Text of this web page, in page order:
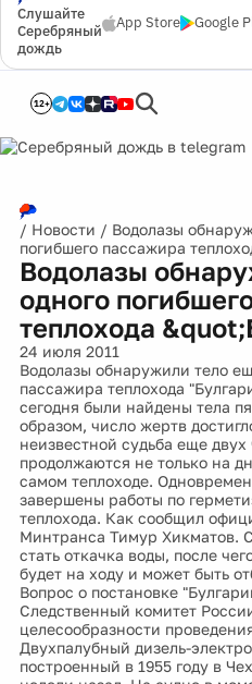
Слушайте
Серебряный
дождь
App Store Google
12+
/ Новости / Водолазы
погибшего пассажира
Водолазы
одного
теплохода
24 июля 2011
Водолазы обнаружили тело
пассажира теплохода
сегодня были найдены тела
образом, число жертв
неизвестной судьба еще
продолжаются не только на
самом теплоходе.
завершены работы по
теплохода. Как сообщил
Минтранса Тимур Хикматов.
стать откачка воды, после
будет на ходу и может быть
Вопрос о постановке
Следственный комитет
целесообразности
Двухпалубный дизель-
построенный в 1955 году в